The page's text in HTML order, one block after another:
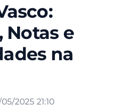
Notas e
na
2025 21:10